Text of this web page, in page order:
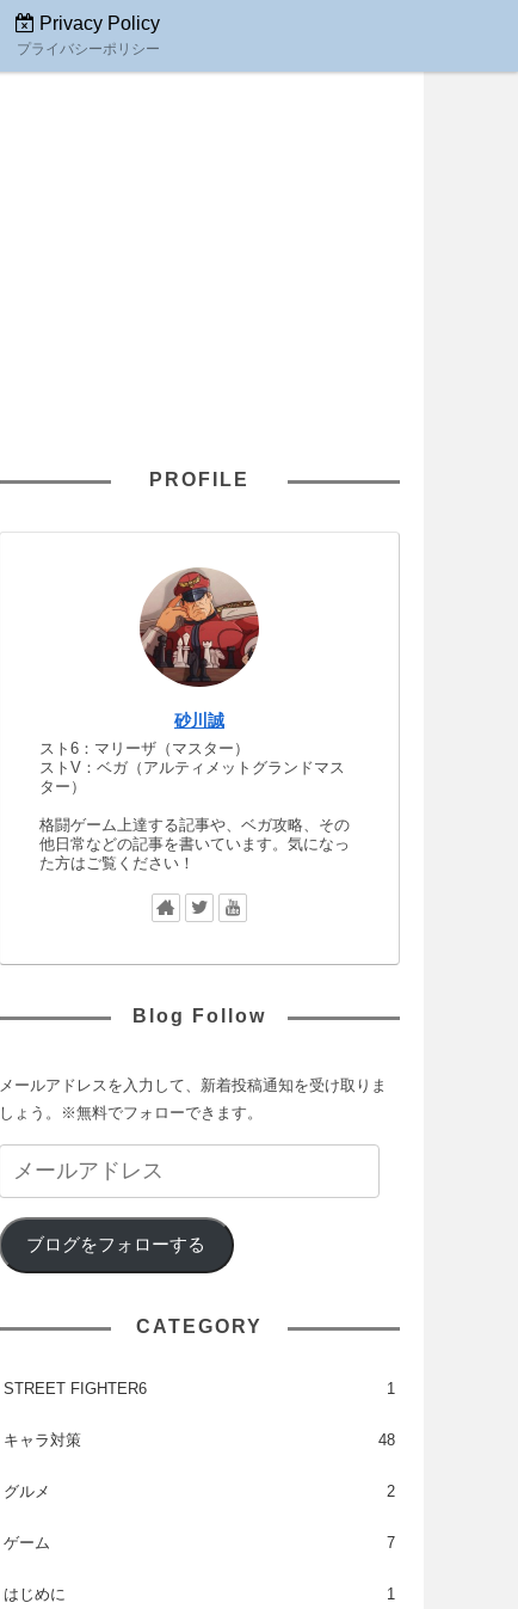
Privacy Policy
プライバシーポリシー
PROFILE
砂川誠
スト6：マリーザ（マスター）
ストV：ベガ（アルティメットグランドマス
ター）
格闘ゲーム上達する記事や、ベガ攻略、その
他日常などの記事を書いています。気になっ
た方はご覧ください！
Blog Follow
メールアドレスを入力して、新着投稿通知を受け取りま
しょう。※無料でフォローできます。
ブログをフォローする
CATEGORY
STREET FIGHTER6 1
キャラ対策 48
グルメ 2
ゲーム 7
はじめに 1